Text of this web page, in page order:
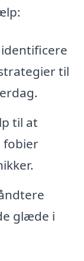
til
til at
fobier
glæde i